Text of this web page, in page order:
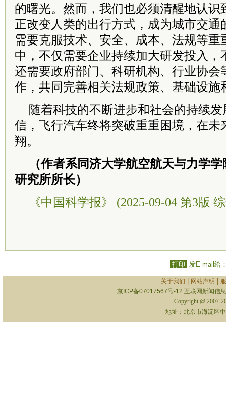
的曙光。然而，我们也必须清醒地认识
正改变人类的出行方式，成为城市交通
需要克服技术、安全、成本、法规等重
中，不仅需要企业持续加大研发投入，
还需要政府部门、科研机构、行业协会
作，共同完善相关法规政策、基础设施
随着科技的不断进步和社会的持续
信，飞行汽车终将突破重重困境，在未
翔。
（作者系同济大学航空航天与力学
研究所所长）
《中国科学报》 (2025-09-04 第3版
打印 发E-mail给
关于我们 网站声明
京ICP备07017567号-12 互联网新闻信
Copyright @ 2007-
地址：北京市海淀区